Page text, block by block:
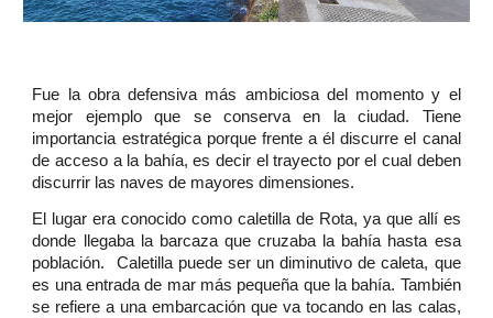
Fue la obra defensiva más ambiciosa del momento y el
mejor ejemplo que se conserva en la ciudad. Tiene
importancia estratégica porque frente a él discurre el canal
de acceso a la bahía, es decir el trayecto por el cual deben
discurrir las naves de mayores dimensiones.
El lugar era conocido como caletilla de Rota, ya que allí es
donde llegaba la barcaza que cruzaba la bahía hasta esa
población. Caletilla puede ser un diminutivo de caleta, que
es una entrada de mar más pequeña que la bahía. También
se refiere a una embarcación que va tocando en las calas,